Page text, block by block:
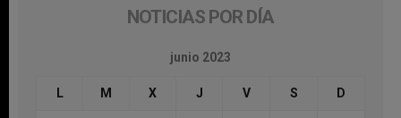
NOTICIAS POR DÍA
junio 2023
L M X J V S D